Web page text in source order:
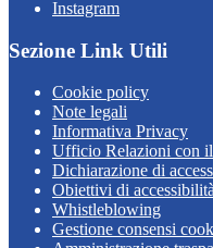
Instagram
Sezione Link Utili
Cookie policy
Note legali
Informativa Privacy
Ufficio Relazioni con
Dichiarazione di
Obiettivi di
Whistleblowing
Gestione consensi